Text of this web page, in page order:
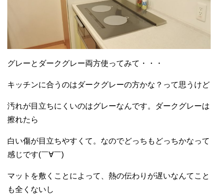
グレーとダークグレー両方使ってみて・・・
キッチンに合うのはダークグレーの方かな？って思うけど
汚れが目立ちにくいのはグレーなんです。ダークグレーは
擦れたら
白い傷が目立ちやすくて。なのでどっちもどっちかなって
感じです(￣∀￣)
マットを敷くことによって、熱の伝わりが遅いなんてこと
も全くないし